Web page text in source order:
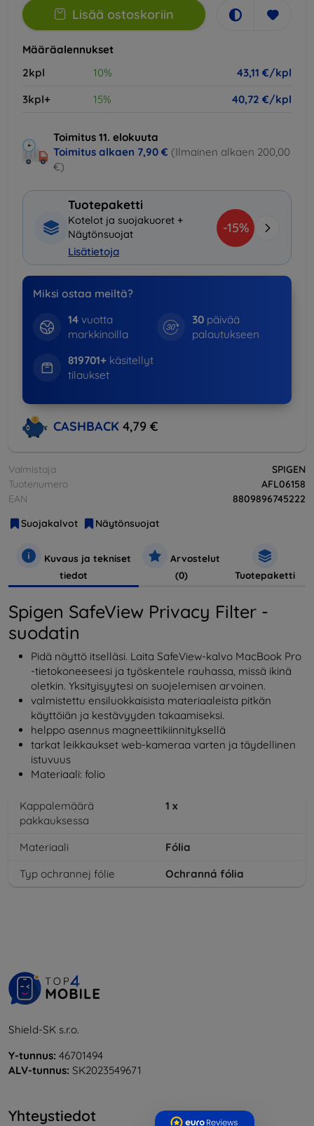
Lisää ostoskoriin
Määräalennukset
2kpl
10%
43,11 €/kpl
3kpl+
15% 40,72 €/kpl
Toimitus 11. elokuuta
Toimitus alkaen 7,90 € (Ilmainen alkaen 200,00
€)
Tuotepaketti
Kotelot ja suojakuoret +
Näytönsuojat
Lisätietoja
-15%
Miksi ostaa meiltä?
14vuotta
markkinoilla
30 päivää
palautukseen
819701+käsitellyt
tilaukset
CASHBACK 4,79 €
Valmistaja
SPIGEN
Tuotenumero
AFL06158
EAN
8809896745222
Suojakalvot
Näytönsuojat
Kuvaus ja tekniset
tiedot
Arvostelut
(0)
Tuotepaketti
Spigen SafeView Privacy Filter -
suodatin
Pidä näyttö itselläsi. Laita SafeView-kalvo MacBook Pro
-tietokoneeseesi ja työskentele rauhassa, missä ikinä
oletkin. Yksityisyytesi on suojelemisen arvoinen.
valmistettu ensiluokkaisista materiaaleista pitkän
käyttöiän ja kestävyyden takaamiseksi.
helppo asennus magneettikiinnityksellä
tarkat leikkaukset web-kameraa varten ja täydellinen
istuvuus
Materiaali: folio
Kappalemäärä
pakkauksessa
1 x
Materiaali
Fólia
Typ ochrannej fólie
Ochranná fólia
Shield-SK s.r.o.
Y-tunnus: 46701494
ALV-tunnus: SK2023549671
Yhteystiedot